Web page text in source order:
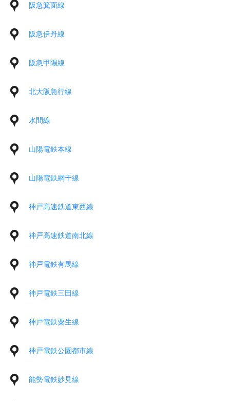
阪急箕面線
阪急伊丹線
阪急甲陽線
北大阪急行線
水間線
山陽電鉄本線
山陽電鉄網干線
神戸高速鉄道東西線
神戸高速鉄道南北線
神戸電鉄有馬線
神戸電鉄三田線
神戸電鉄粟生線
神戸電鉄公園都市線
能勢電鉄妙見線